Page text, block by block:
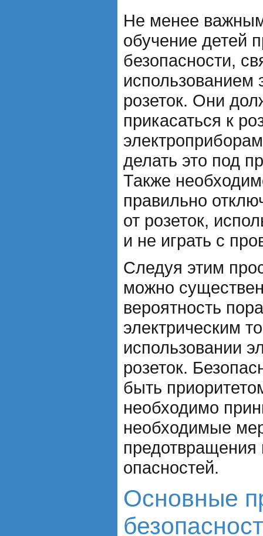
Не менее
обучение детей
безопасности,
использованием
розеток. Они
прикасаться к
делать это под
Также
правильно
от розеток,
и не играть с
Следуя этим
можно
вероятность
электрическим
использовании
розеток.
быть
необходимо
необходимые
опасностей.
Основные